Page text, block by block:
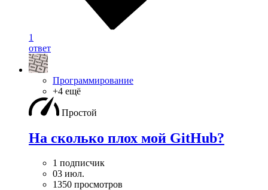
1
ответ
Программирование
+4 ещё
Простой
На сколько плох мой GitHub?
1 подписчик
03 июл.
1350 просмотров